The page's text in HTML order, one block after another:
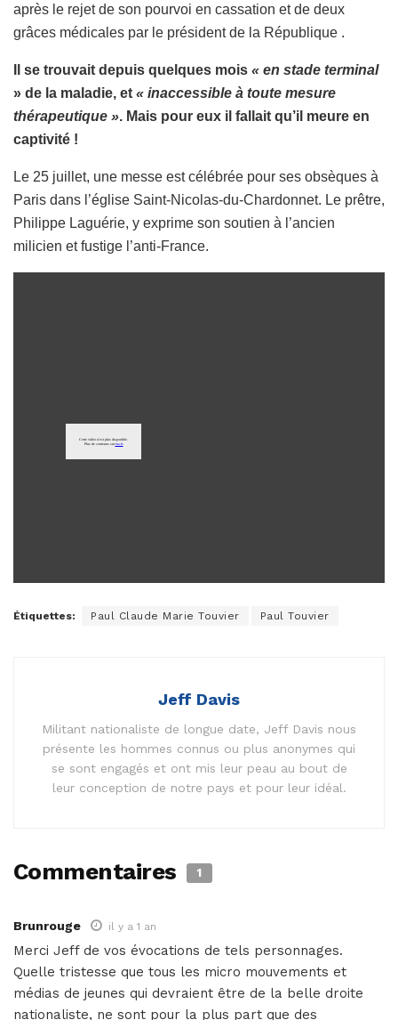
après le rejet de son pourvoi en cassation et de deux
grâces médicales par le président de la République .
Il se trouvait depuis quelques mois « en stade terminal
» de la maladie, et « inaccessible à toute mesure
thérapeutique ». Mais pour eux il fallait qu’il meure en
captivité !
Le 25 juillet, une messe est célébrée pour ses obsèques à
Paris dans l’église Saint-Nicolas-du-Chardonnet. Le prêtre,
Philippe Laguérie, y exprime son soutien à l’ancien
milicien et fustige l’anti-France.
Étiquettes: Paul Claude Marie Touvier Paul Touvier
Jeff Davis
Militant nationaliste de longue date, Jeff Davis nous
présente les hommes connus ou plus anonymes qui
se sont engagés et ont mis leur peau au bout de
leur conception de notre pays et pour leur idéal.
Commentaires 1
Brunrouge il y a 1 an
Merci Jeff de vos évocations de tels personnages.
Quelle tristesse que tous les micro mouvements et
médias de jeunes qui devraient être de la belle droite
nationaliste, ne sont pour la plus part que des